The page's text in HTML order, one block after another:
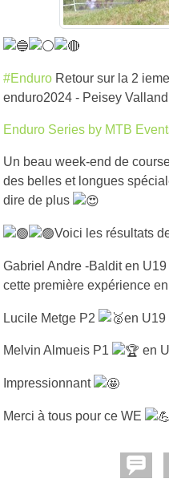
#Enduro Retour sur la 2
enduro2024 - Peisey
Enduro Series by MTB
Un beau week-end de
des belles et longues
dire de plus
Voici les résultats
Gabriel Andre -Baldit en
cette première expérience
Lucile Metge P2 en U19
Melvin Almueis P1 en
Impressionnant
Merci à tous pour ce WE